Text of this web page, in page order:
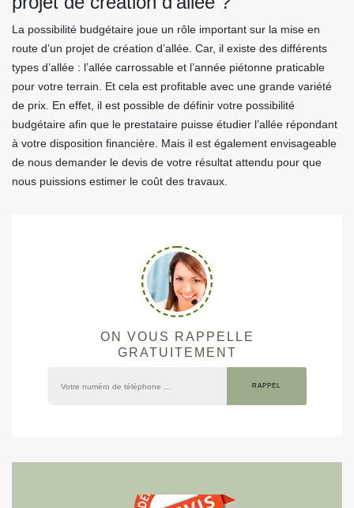
La possibilité budgétaire joue un rôle important sur la mise en
route d’un projet de création d’allée. Car, il existe des différents
types d’allée : l’allée carrossable et l’année piétonne praticable
pour votre terrain. Et cela est profitable avec une grande variété
de prix. En effet, il est possible de définir votre possibilité
budgétaire afin que le prestataire puisse étudier l’allée répondant
à votre disposition financière. Mais il est également envisageable
de nous demander le devis de votre résultat attendu pour que
nous puissions estimer le coût des travaux.
ON VOUS RAPPELLE
GRATUITEMENT